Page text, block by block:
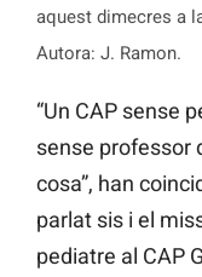
aquest dimecres a
Autora: J. Ramon.
“Un CAP sense
sense professor
cosa”, han
parlat sis i el
pediatre al CAP